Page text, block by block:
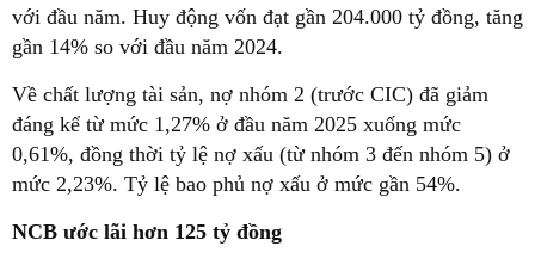
với đầu năm. Huy động vốn đạt gần 204.000 tỷ đồng, tăng
gần 14% so với đầu năm 2024.
Về chất lượng tài sản, nợ nhóm 2 (trước CIC) đã giảm
đáng kể từ mức 1,27% ở đầu năm 2025 xuống mức
0,61%, đồng thời tỷ lệ nợ xấu (từ nhóm 3 đến nhóm 5) ở
mức 2,23%. Tỷ lệ bao phủ nợ xấu ở mức gần 54%.
NCB ước lãi hơn 125 tỷ đồng